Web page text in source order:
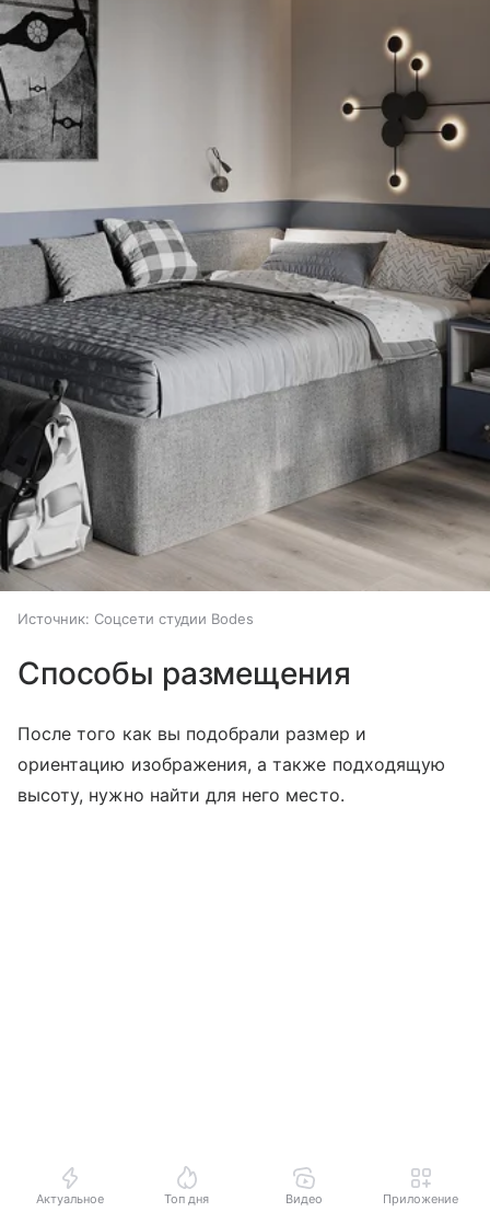
Источник: Соцсети студии Bodes
Способы размещения
После того как вы подобрали размер и
ориентацию изображения, а также подходящую
высоту, нужно найти для него место.
Актуальное Топ дня Видео Приложение